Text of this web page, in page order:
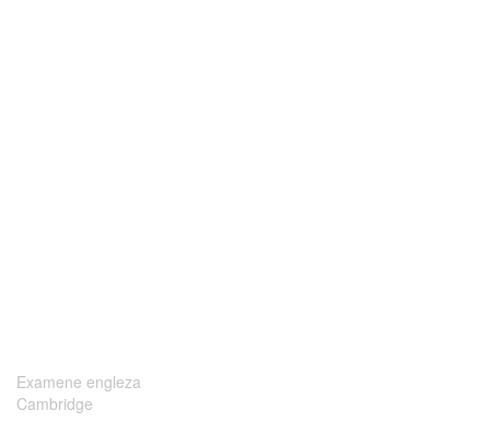
Examene engleza
Cambridge